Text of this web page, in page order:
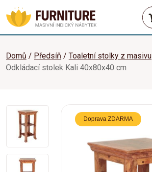
Domů Předsíň
Toaletní stolky z masivu
Odkládací stolek Kali 40x80x40 cm
Doprava ZDARMA